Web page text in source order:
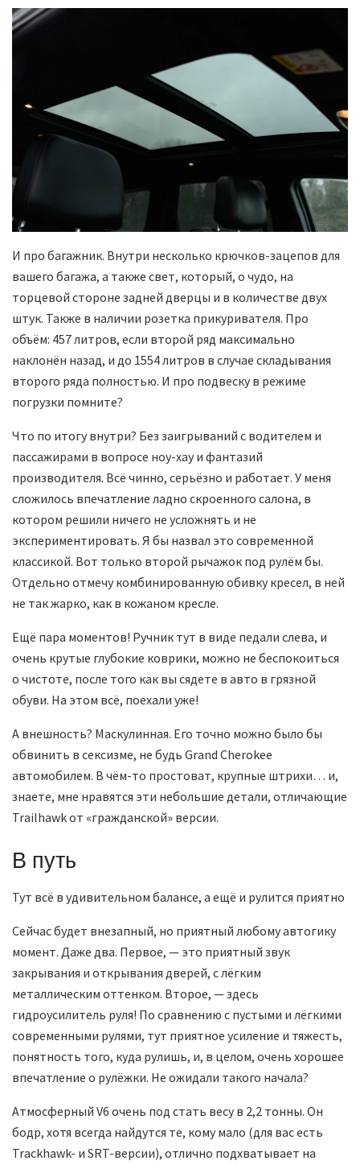
И про багажник. Внутри несколько крючков-зацепов для
вашего багажа, а также свет, который, о чудо, на
торцевой стороне задней дверцы и в количестве двух
штук. Также в наличии розетка прикуривателя. Про
объём: 457 литров, если второй ряд максимально
наклонён назад, и до 1554 литров в случае складывания
второго ряда полностью. И про подвеску в режиме
погрузки помните?
Что по итогу внутри? Без заигрываний с водителем и
пассажирами в вопросе ноу-хау и фантазий
производителя. Всё чинно, серьёзно и работает. У меня
сложилось впечатление ладно скроенного салона, в
котором решили ничего не усложнять и не
экспериментировать. Я бы назвал это современной
классикой. Вот только второй рычажок под рулём бы.
Отдельно отмечу комбинированную обивку кресел, в ней
не так жарко, как в кожаном кресле.
Ещё пара моментов! Ручник тут в виде педали слева, и
очень крутые глубокие коврики, можно не беспокоиться
о чистоте, после того как вы сядете в авто в грязной
обуви. На этом всё, поехали уже!
А внешность? Маскулинная. Его точно можно было бы
обвинить в сексизме, не будь Grand Cherokee
автомобилем. В чём-то простоват, крупные штрихи… и,
знаете, мне нравятся эти небольшие детали, отличающие
Trailhawk от «гражданской» версии.
В путь
Тут всё в удивительном балансе, а ещё и рулится приятно
Сейчас будет внезапный, но приятный любому автогику
момент. Даже два. Первое, — это приятный звук
закрывания и открывания дверей, с лёгким
металлическим оттенком. Второе, — здесь
гидроусилитель руля! По сравнению с пустыми и лёгкими
современными рулями, тут приятное усиление и тяжесть,
понятность того, куда рулишь, и, в целом, очень хорошее
впечатление о рулёжки. Не ожидали такого начала?
Атмосферный V6 очень под стать весу в 2,2 тонны. Он
бодр, хотя всегда найдутся те, кому мало (для вас есть
Trackhawk- и SRT-версии), отлично подхватывает на